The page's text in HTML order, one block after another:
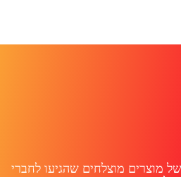
מוצרים מוצלחים שהגיעו לחברי